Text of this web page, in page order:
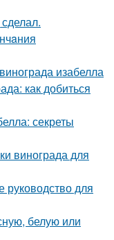
изабелла
как добиться
секреты
винограда для
руководство для
белую или